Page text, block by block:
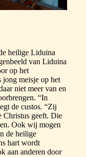
heilige Liduina
van Liduina
op het
jong meisje op het
niet meer van en
“In
de custos. “Zij
Christus geeft. Die
Ook wij mogen
de heilige
hart wordt
aan anderen door